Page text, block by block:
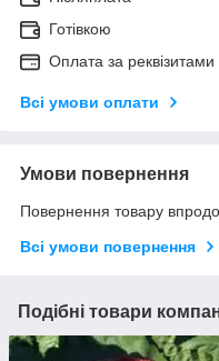
Готівкою
Оплата за реквізитами
Всі умови оплати
Умови повернення
Повернення товару
Всі умови повернення
Подібні товари